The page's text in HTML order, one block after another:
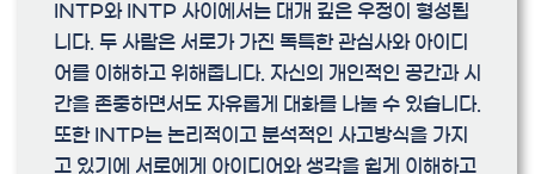
INTP와 INTP 사이에서는 대개 깊은 우정이 형성됩
니다. 두 사람은 서로가 가진 독특한 관심사와 아이디
어를 이해하고 위해줍니다. 자신의 개인적인 공간과 시
간을 존중하면서도 자유롭게 대화를 나눌 수 있습니다.
또한 INTP는 논리적이고 분석적인 사고방식을 가지
고 있기에 서로에게 아이디어와 생각을 쉽게 이해하고